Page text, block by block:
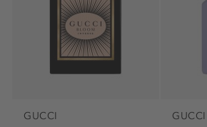
GUCCI
GUCCI